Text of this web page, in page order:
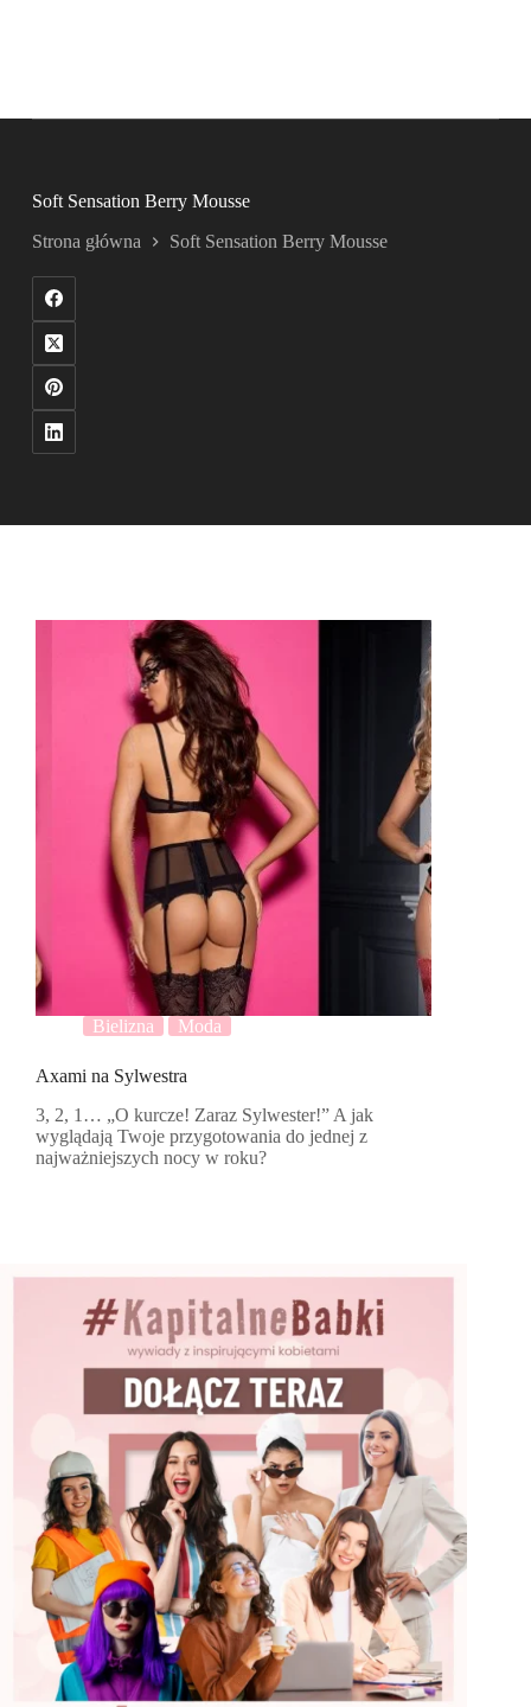
Soft Sensation Berry Mousse
Strona główna Soft Sensation Berry Mousse
Bielizna Moda
Axami na Sylwestra
3, 2, 1… „O kurcze! Zaraz Sylwester!” A jak
wyglądają Twoje przygotowania do jednej z
najważniejszych nocy w roku?